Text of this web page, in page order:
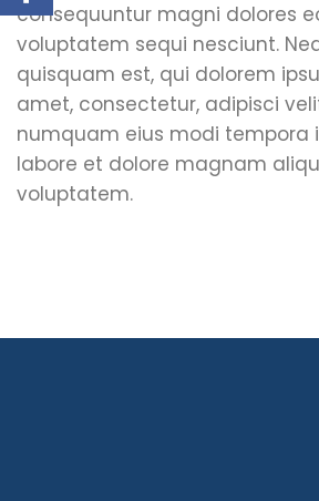
consequuntur magni dolores
voluptatem sequi nesciunt.
quisquam est, qui dolorem
amet, consectetur, adipisci
numquam eius modi tempora
labore et dolore magnam
voluptatem.